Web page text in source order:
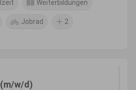
Weiterbildungen
Jobrad 2
w/d)